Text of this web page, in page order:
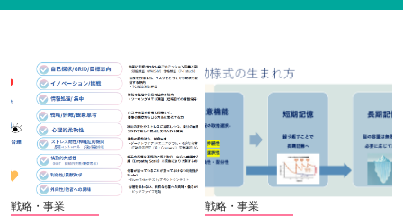
戦略・事業 戦略・事業